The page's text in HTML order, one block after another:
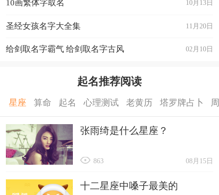
10月13日
10画繁体字取名
11月20日
圣经女孩名字大全集
02月10日
给剑取名字霸气 给剑取名字古风
起名推荐阅读
星座 算命 起名 心理测试 老黄历 塔罗牌占卜
张雨绮是什么星座？
08月15日
863
十二星座中嗓子最美的